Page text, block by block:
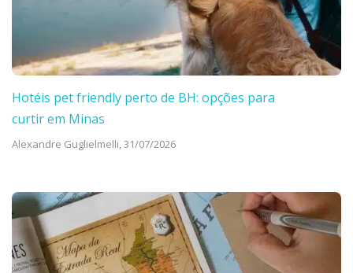
Hotéis pet friendly perto de BH: opções para
curtir em Minas
Alexandre Guglielmelli,31/07/2026